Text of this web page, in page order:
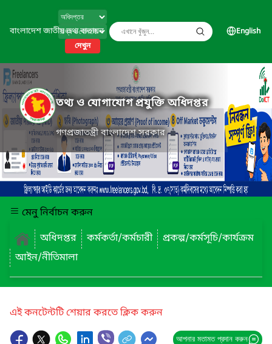
বাংলাদেশ জাতীয় তথ্য বাতায়ন
দেখুন
English
তথ্য ও যোগাযোগ প্রযুক্তি অধিদপ্তর
গণপ্রজাতন্ত্রী বাংলাদেশ সরকার
মেনু নির্বাচন করুন
অধিদপ্তর
কর্মকর্তা/কর্মচারী
প্রকল্প/কর্মসূচি/কার্যক্রম
আইন/নীতিমালা
এই কনটেন্টটি শেয়ার করতে ক্লিক করুন
আপনার মতামত প্রদান করুন